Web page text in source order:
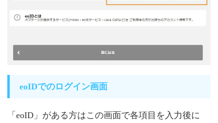
eoIDでのログイン画面
「eoID」がある方はこの画面で各項目を入力後に